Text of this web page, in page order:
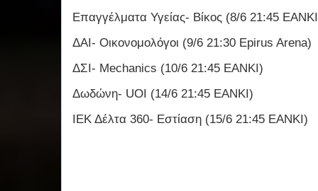
Επαγγέλματα Υγείας- Βίκος (8/6 21:45
ΔΑΙ- Οικονομολόγοι (9/6 21:30 Epirus Arena)
ΔΣΙ- Mechanics (10/6 21:45 ΕΑΝΚΙ)
Δωδώνη- UOI (14/6 21:45 ΕΑΝΚΙ)
ΙΕΚ Δέλτα 360- Εστίαση (15/6 21:45 ΕΑΝΚΙ)